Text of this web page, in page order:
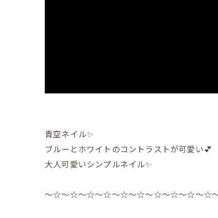
青空ネイル✨
ブルーとホワイトのコントラストが可愛い💕
大人可愛いシンプルネイル✨
〜☆〜☆〜☆〜☆〜☆〜☆〜☆〜☆〜☆〜☆